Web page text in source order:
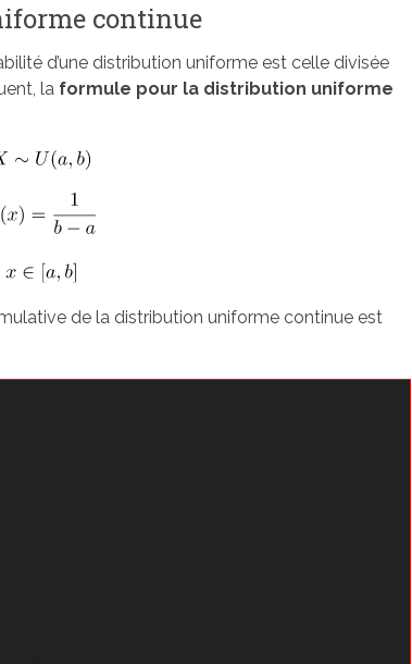
continue
d’une distribution uniforme est celle divisée
la formule pour la distribution uniforme
de la distribution uniforme continue est